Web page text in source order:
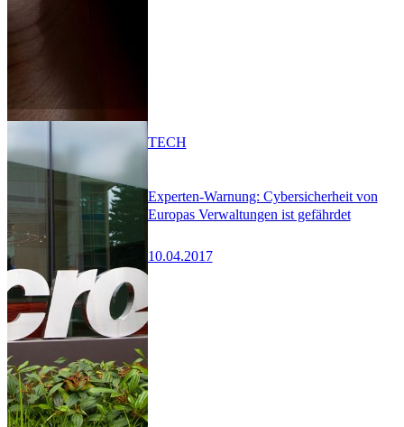
Experten-Warnung: Cybersicherheit von
Europas Verwaltungen ist gefährdet
10.04.2017
TECH